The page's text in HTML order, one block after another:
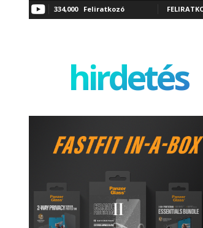
334,000 Feliratkozó
hirdetés